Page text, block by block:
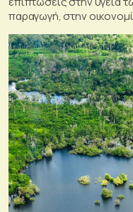
παραγωγή, στην
Κρίσιμος ο παράγοντας